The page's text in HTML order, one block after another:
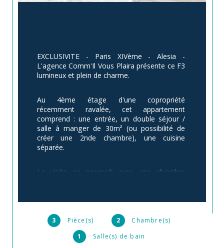
3 Pièce(s) 2
Chambre(s)
1
Salle(s) de bain
EXCLUSIVITE - Paris XIVème - Alesia -
L'agence Comm'Il Vous Plaira présente ce F3
lumineux et plein de charme.
Au 4ème étage d'une copropriété
récemment ravalée, cet appartement
comprend : une entrée, un double séjour /
salle à manger de 30m² (ou possibilité de
créer une 2nde chambre), une cuisine
séparée.
La visite se poursuit avec une chambre
rangements.
Une cave complète ce bien.